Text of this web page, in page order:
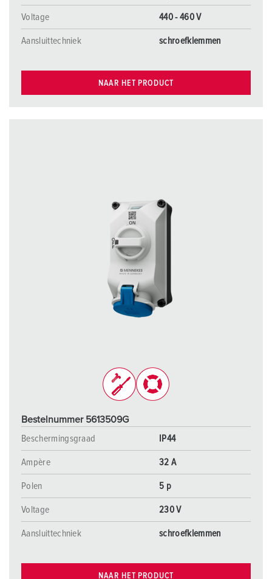
Voltage 440 - 460 V
Aansluittechniek schroefklemmen
NAAR HET PRODUCT
Bestelnummer 5613509G
Beschermingsgraad
IP44
Ampère 32 A
Polen 5 p
Voltage 230 V
Aansluittechniek schroefklemmen
NAAR HET PRODUCT